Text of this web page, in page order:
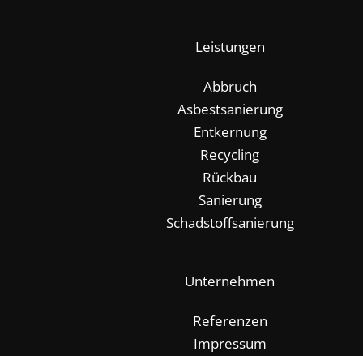
Leistungen
Abbruch
Asbestsanierung
Entkernung
Recycling
Rückbau
Sanierung
Schadstoffsanierung
Unternehmen
Referenzen
Impressum